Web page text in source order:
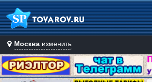
Москва изменить